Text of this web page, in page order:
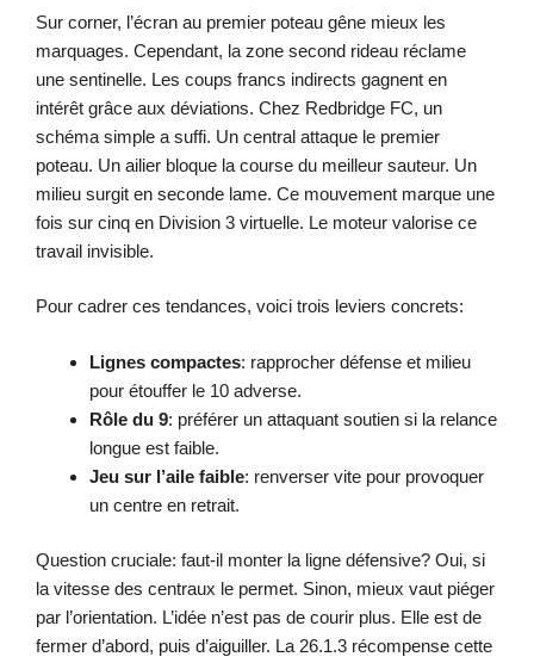
Sur corner, l’écran au premier poteau gêne mieux les
marquages. Cependant, la zone second rideau réclame
une sentinelle. Les coups francs indirects gagnent en
intérêt grâce aux déviations. Chez Redbridge FC, un
schéma simple a suffi. Un central attaque le premier
poteau. Un ailier bloque la course du meilleur sauteur. Un
milieu surgit en seconde lame. Ce mouvement marque une
fois sur cinq en Division 3 virtuelle. Le moteur valorise ce
travail invisible.
Pour cadrer ces tendances, voici trois leviers concrets:
Lignes compactes: rapprocher défense et milieu
pour étouffer le 10 adverse.
Rôle du 9: préférer un attaquant soutien si la relance
longue est faible.
Jeu sur l’aile faible: renverser vite pour provoquer
un centre en retrait.
Question cruciale: faut-il monter la ligne défensive? Oui, si
la vitesse des centraux le permet. Sinon, mieux vaut piéger
par l’orientation. L’idée n’est pas de courir plus. Elle est de
fermer d’abord, puis d’aiguiller. La 26.1.3 récompense cette